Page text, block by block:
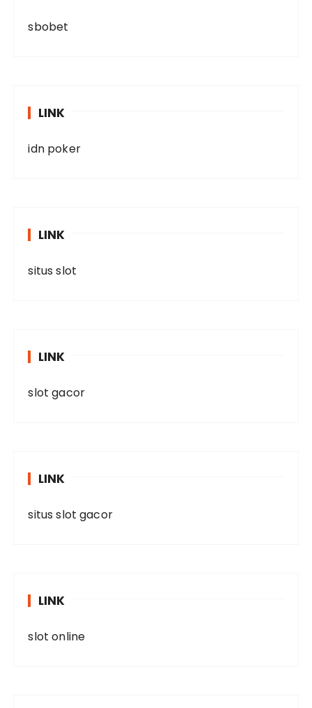
sbobet
LINK
idn poker
LINK
situs slot
LINK
slot gacor
LINK
situs slot gacor
LINK
slot online